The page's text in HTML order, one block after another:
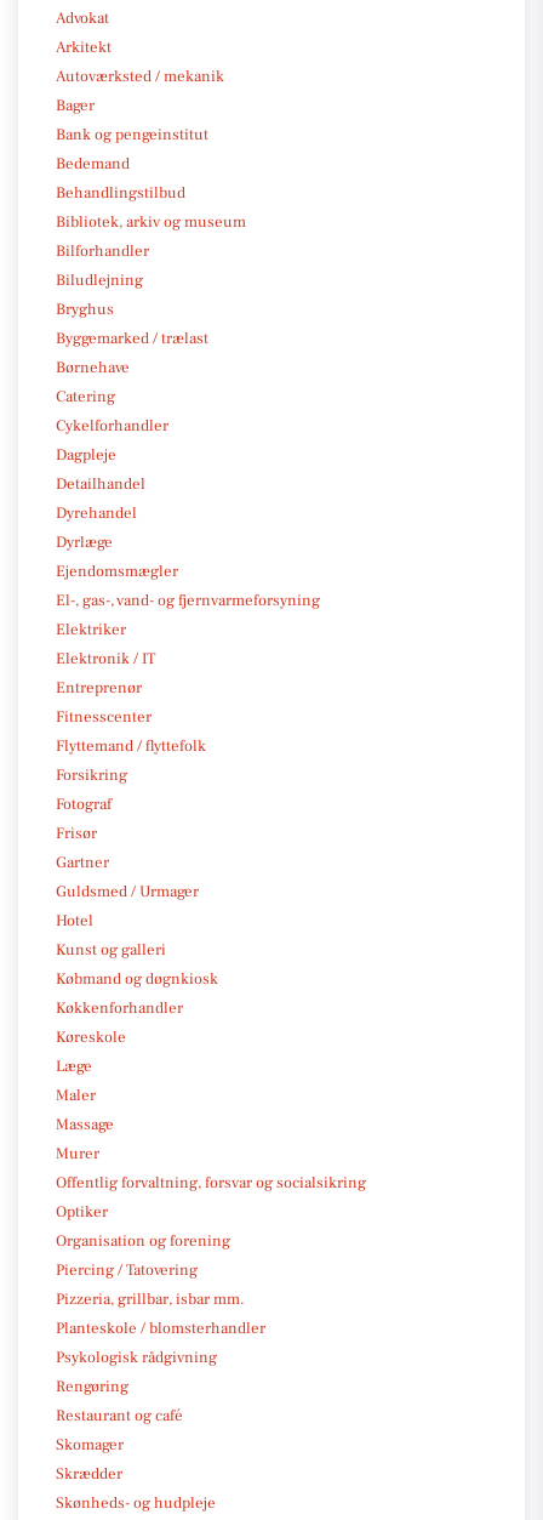
Advokat
Arkitekt
Autoværksted / mekanik
Bager
Bank og pengeinstitut
Bedemand
Behandlingstilbud
Bibliotek, arkiv og museum
Bilforhandler
Biludlejning
Bryghus
Byggemarked / trælast
Børnehave
Catering
Cykelforhandler
Dagpleje
Detailhandel
Dyrehandel
Dyrlæge
Ejendomsmægler
El-, gas-, vand- og fjernvarmeforsyning
Elektriker
Elektronik / IT
Entreprenør
Fitnesscenter
Flyttemand / flyttefolk
Forsikring
Fotograf
Frisør
Gartner
Guldsmed / Urmager
Hotel
Kunst og galleri
Købmand og døgnkiosk
Køkkenforhandler
Køreskole
Læge
Maler
Massage
Murer
Offentlig forvaltning, forsvar og socialsikring
Optiker
Organisation og forening
Piercing / Tatovering
Pizzeria, grillbar, isbar mm.
Planteskole / blomsterhandler
Psykologisk rådgivning
Rengøring
Restaurant og café
Skomager
Skrædder
Skønheds- og hudpleje